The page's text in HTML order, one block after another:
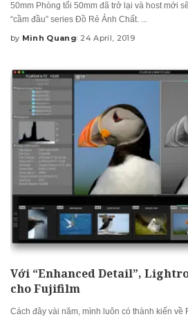
50mm Phòng tối 50mm đã trở lại và host mới
“cầm đầu” series Đồ Rẻ Ảnh Chất. ...
Posted
by Minh Quang 24 April, 2019
Với “Enhanced Detail”,
cho Fujifilm
Cách đây vài năm, mình luôn có thành kiến về